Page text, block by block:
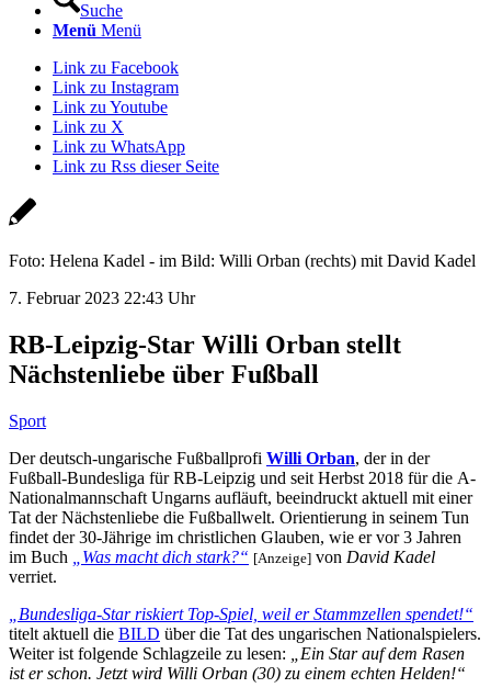
Suche
Menü Menü
Link zu Facebook
Link zu Instagram
Link zu Youtube
Link zu X
Link zu WhatsApp
Link zu Rss dieser Seite
Foto: Helena Kadel - im Bild: Willi Orban (rechts) mit David Kadel
7. Februar 2023 22:43 Uhr
RB-Leipzig-Star Willi Orban stellt
Nächstenliebe über Fußball
Sport
Der deutsch-ungarische Fußballprofi Willi Orban, der in der
Fußball-Bundesliga für RB-Leipzig und seit Herbst 2018 für die A-
Nationalmannschaft Ungarns aufläuft, beeindruckt aktuell mit einer
Tat der Nächstenliebe die Fußballwelt. Orientierung in seinem Tun
findet der 30-Jährige im christlichen Glauben, wie er vor 3 Jahren
im Buch
„Was macht dich stark?“ [Anzeige] von David Kadel
verriet.
„Bundesliga-Star riskiert Top-Spiel, weil er Stammzellen spendet!“
titelt aktuell die BILD über die Tat des ungarischen Nationalspielers.
Weiter ist folgende Schlagzeile zu lesen:
„Ein Star auf dem Rasen
ist er schon. Jetzt wird Willi Orban (30) zu einem echten Helden!“